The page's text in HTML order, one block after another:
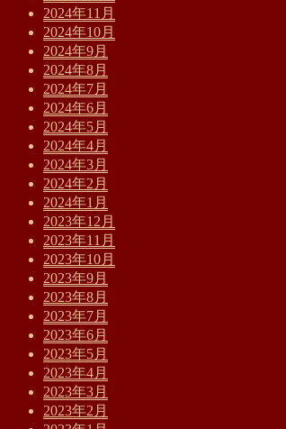
2024年11月
2024年10月
2024年9月
2024年8月
2024年7月
2024年6月
2024年5月
2024年4月
2024年3月
2024年2月
2024年1月
2023年12月
2023年11月
2023年10月
2023年9月
2023年8月
2023年7月
2023年6月
2023年5月
2023年4月
2023年3月
2023年2月